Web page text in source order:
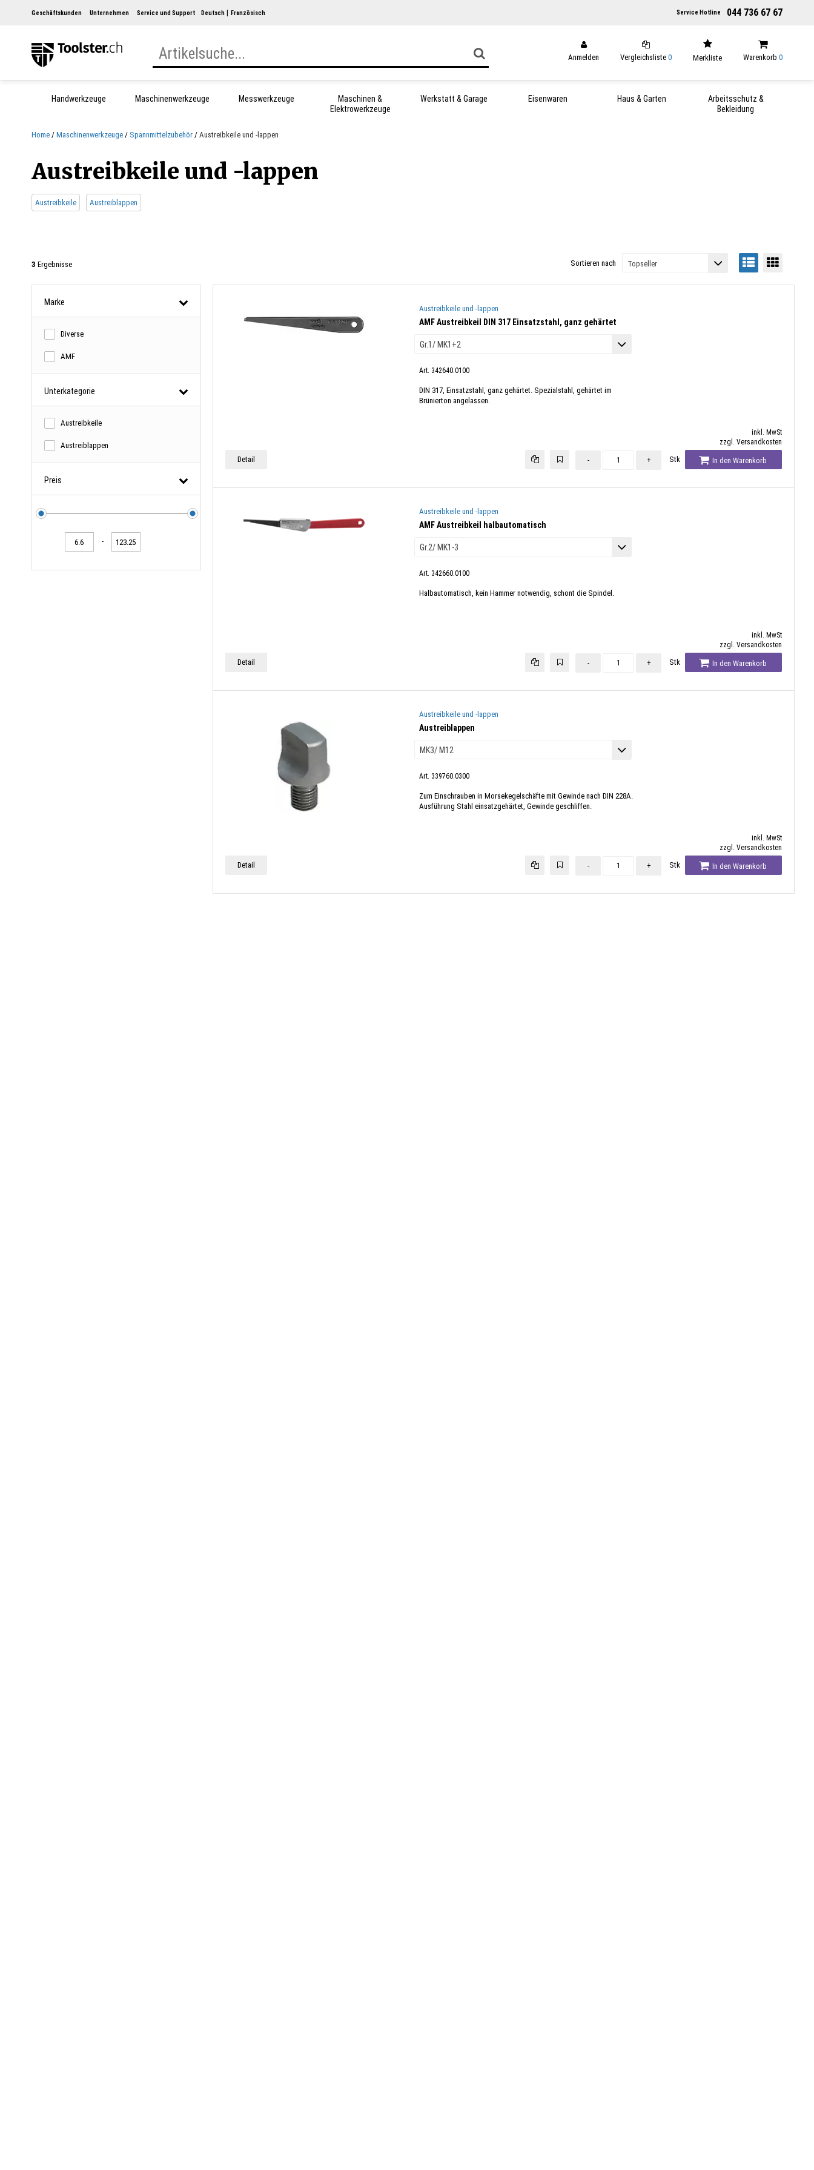
Geschäftskunden Unternehmen Service und Support Deutsch Französisch Service Hotline 044 736 67 67
Anmelden Vergleichsliste 0 Merkliste Warenkorb 0
Handwerkzeuge Maschinenwerkzeuge Messwerkzeuge
Maschinen &
Elektrowerkzeuge
Werkstatt & Garage Eisenwaren Haus & Garten
Arbeitsschutz &
Bekleidung
Home Maschinenwerkzeuge Spannmittelzubehör Austreibkeile und -lappen
Austreibkeile und -lappen
Austreibkeile Austreiblappen
3 Ergebnisse Sortieren nach
Marke
Diverse
AMF
Unterkategorie
Austreibkeile
Austreiblappen
Preis
-
Austreibkeile und -lappen
AMF Austreibkeil DIN 317 Einsatzstahl, ganz gehärtet
Art. 342640.0100
DIN 317, Einsatzstahl, ganz gehärtet. Spezialstahl, gehärtet im
Brünierton angelassen.
inkl. MwSt
zzgl. Versandkosten
Detail - + Stk In den Warenkorb
Austreibkeile und -lappen
AMF Austreibkeil halbautomatisch
Art. 342660.0100
Halbautomatisch, kein Hammer notwendig, schont die Spindel.
inkl. MwSt
zzgl. Versandkosten
Detail - + Stk In den Warenkorb
Austreibkeile und -lappen
Austreiblappen
Art. 339760.0300
Zum Einschrauben in Morsekegelschäfte mit Gewinde nach DIN 228A.
Ausführung Stahl einsatzgehärtet, Gewinde geschliffen.
inkl. MwSt
zzgl. Versandkosten
Detail - + Stk In den Warenkorb